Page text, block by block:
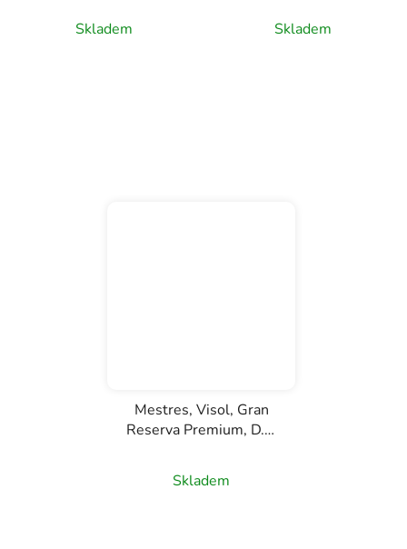
víno, 1,5l
Skladem
víno, 0,75l
Skladem
Mestres, Visol, Gran
Reserva Premium, D.O.
0,75l
Skladem